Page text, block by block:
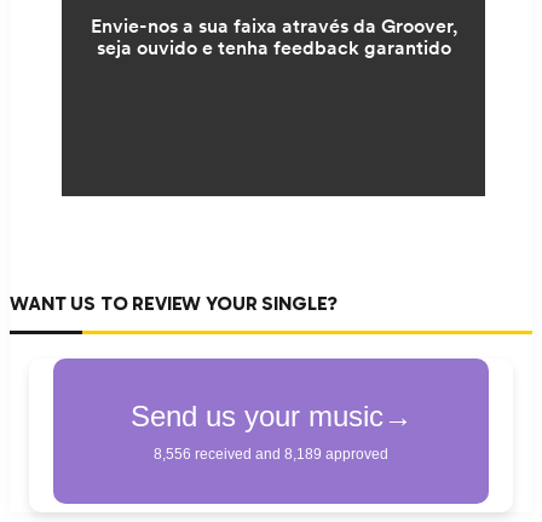
WANT US TO REVIEW YOUR SINGLE?